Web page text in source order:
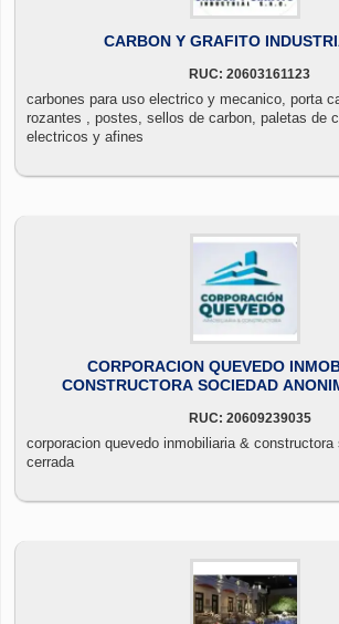
CARBON Y GRAFITO
RUC: 20603161123
carbones para uso electrico y mecanico, porta
rozantes , postes, sellos de carbon, paletas de
electricos y afines
CORPORACION QUEVEDO
CONSTRUCTORA SOCIEDAD
RUC: 20609239035
corporacion quevedo inmobiliaria & constructora
cerrada